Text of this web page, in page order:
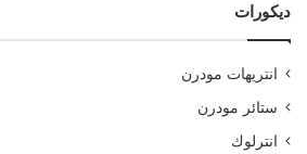
ديكورات
انتريهات مودرن
ستائر مودرن
انترلوك